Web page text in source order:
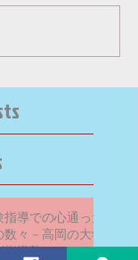
導での心通った
々－高岡の大学
指導塾チェリー・